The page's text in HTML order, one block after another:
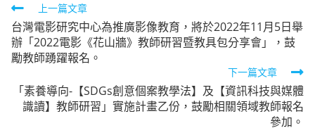
Read
more
articles
上一篇文章
台灣電影研究中心為推廣影像教育，將於2022年11月5日舉
辦「2022電影《花山牆》教師研習暨教具包分享會」，鼓
勵教師踴躍報名。
下一篇文章
「素養導向-【SDGs創意個案教學法】及【資訊科技與媒體
識讀】教師研習」實施計畫乙份，鼓勵相關領域教師報名
參加。